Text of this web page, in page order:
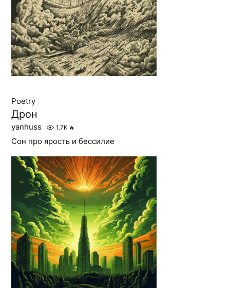
Poetry
Дрон
yanhuss 1.7K 🔥
Сон про ярость и бессилие